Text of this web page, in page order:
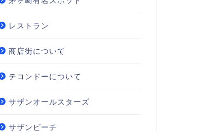
レストラン
商店街について
テコンドーについて
サザンオールスターズ
サザンビーチ